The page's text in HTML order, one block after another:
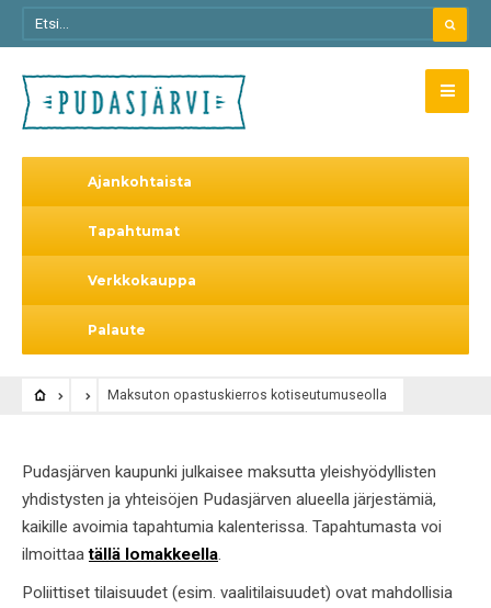
Ajankohtaista
Tapahtumat
Verkkokauppa
Palaute
Maksuton opastuskierros kotiseutumuseolla
Pudasjärven kaupunki julkaisee maksutta yleishyödyllisten
yhdistysten ja yhteisöjen Pudasjärven alueella järjestämiä,
kaikille avoimia tapahtumia kalenterissa. Tapahtumasta voi
ilmoittaatällä lomakkeella.
Poliittiset tilaisuudet (esim. vaalitilaisuudet) ovat mahdollisia